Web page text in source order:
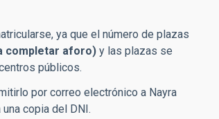
ya que el número de plazas
completar aforo) y las plazas se
públicos.
por correo electrónico a Nayra
copia del DNI.